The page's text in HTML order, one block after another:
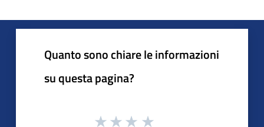
Quanto sono chiare le informazioni
su questa pagina?